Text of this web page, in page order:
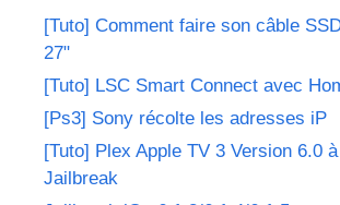
[Tuto] Comment faire son câble
27"
[Tuto] LSC Smart Connect avec
[Ps3] Sony récolte les adresses iP
[Tuto] Plex Apple TV 3 Version 6.0
Jailbreak